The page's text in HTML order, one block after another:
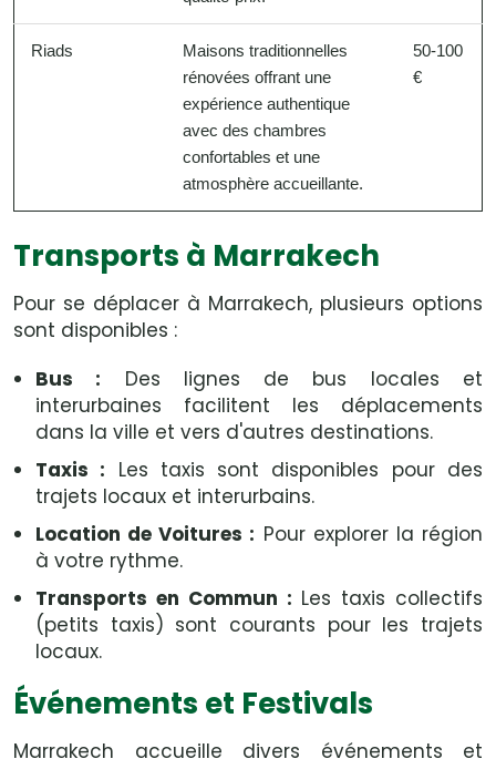
Riads
Maisons traditionnelles
rénovées offrant une
expérience authentique
avec des chambres
confortables et une
atmosphère accueillante.
50-100
€
Transports à Marrakech
Pour se déplacer à Marrakech, plusieurs options
sont disponibles :
Bus : Des lignes de bus locales et
interurbaines facilitent les déplacements
dans la ville et vers d'autres destinations.
Taxis : Les taxis sont disponibles pour des
trajets locaux et interurbains.
Location de Voitures : Pour explorer la région
à votre rythme.
Transports en Commun : Les taxis collectifs
(petits taxis) sont courants pour les trajets
locaux.
Événements et Festivals
Marrakech accueille divers événements et